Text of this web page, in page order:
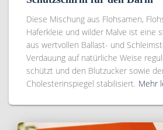
Diese Mischung aus Flohsamen,
Haferkleie und wilder Malve ist eine
aus wertvollen Ballast- und
Verdauung auf natürliche Weise
schützt und den Blutzucker sowie
Cholesterinspiegel stabilisiert. Mehr